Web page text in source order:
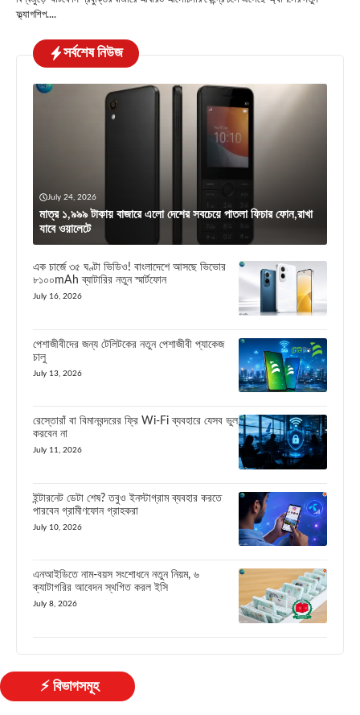
ফ্ল্যাগশিপ....
সর্বশেষ নিউজ
July 24, 2026
মাত্র ১,৯৯৯ টাকায় বাজারে এলো দেশের সবচেয়ে পাতলা ফিচার ফোন,রাখা
যাবে ওয়ালেটে
এক চার্জে ৩৫ ঘণ্টা ভিডিও! বাংলাদেশে আসছে ভিভোর
৮১০০mAh ব্যাটারির নতুন স্মার্টফোন
July 16, 2026
পেশাজীবীদের জন্য টেলিটকের নতুন পেশাজীবী প্যাকেজ
চালু
July 13, 2026
রেস্তোরাঁ বা বিমানবন্দরের ফ্রি Wi-Fi ব্যবহারে যেসব ভুল
করবেন না
July 11, 2026
ইন্টারনেট ডেটা শেষ? তবুও ইনস্টাগ্রাম ব্যবহার করতে
পারবেন গ্রামীণফোন গ্রাহকরা
July 10, 2026
এনআইডিতে নাম-বয়স সংশোধনে নতুন নিয়ম, ৬
ক্যাটাগরির আবেদন স্থগিত করল ইসি
July 8, 2026
⚡ বিভাগসমূহ